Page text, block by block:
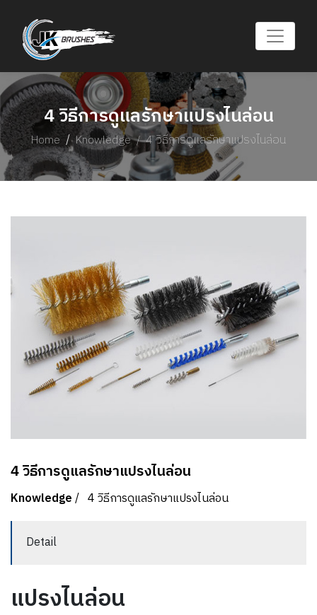
4 วิธีการดูแลรักษาแปรงไนล่อน
Home Knowledge 4 วิธีการดูแลรักษาแปรงไนล่อน
4 วิธีการดูแลรักษาแปรงไนล่อน
Knowledge/ 4 วิธีการดูแลรักษาแปรงไนล่อน
Detail
แปรงไนล่อน